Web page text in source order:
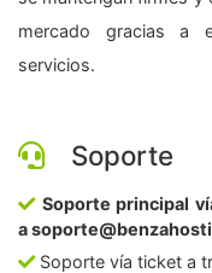
mercado gracias a
servicios.
Soporte
Soporte principal
a
Soporte vía ticket a